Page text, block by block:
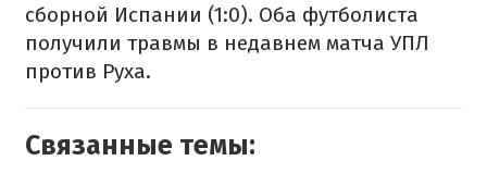
сборной Испании (1:0). Оба футболиста
получили травмы в недавнем матча УПЛ
против Руха.
Связанные темы: